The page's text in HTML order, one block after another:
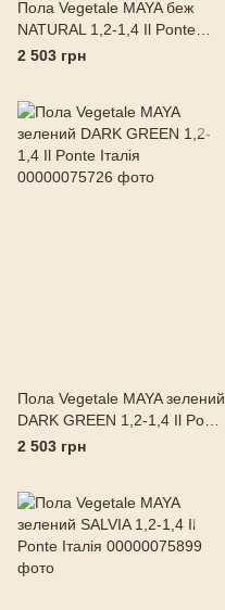
Пола Vegetale MAYA беж
NATURAL 1,2-1,4 Il Ponte
Італія
2 503 грн
Пола Vegetale MAYA зелений
DARK GREEN 1,2-1,4 Il Ponte
Італія
2 503 грн